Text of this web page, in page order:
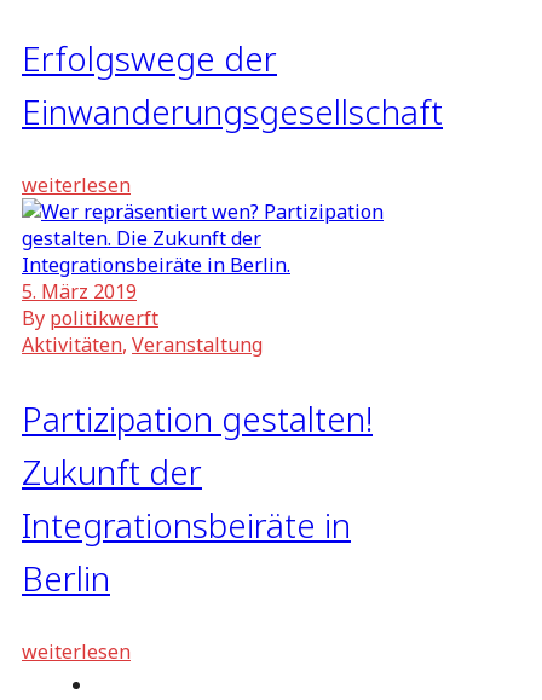
Erfolgswege der
Einwanderungsgesellschaft
weiterlesen
5. März 2019
By politikwerft
Aktivitäten, Veranstaltung
Partizipation gestalten!
Zukunft der
Integrationsbeiräte in
Berlin
weiterlesen